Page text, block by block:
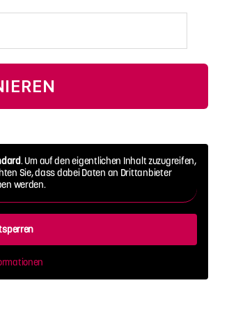
. Um auf den eigentlichen Inhalt zuzugreifen,
Sie, dass dabei Daten an Drittanbieter
werden.